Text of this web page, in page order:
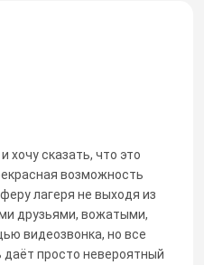
хочу сказать, что это
возможность
лагеря не выходя из
друзьями, вожатыми,
видеозвонка, но все
даёт просто невероятный